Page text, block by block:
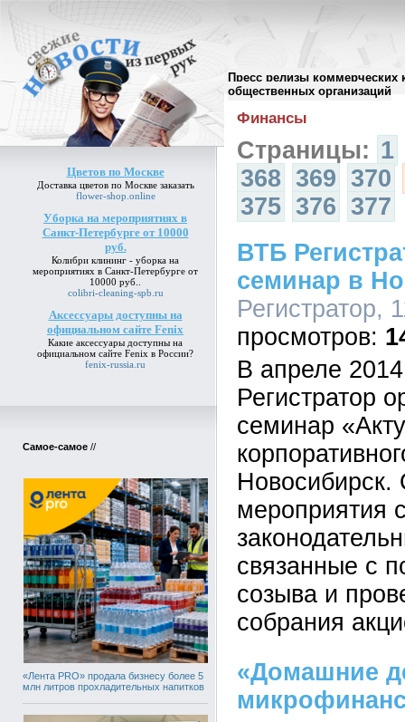
Пресс релизы коммерческих
общественных организаций
Цветов по Москве
Доставка цветов по Москвезаказать
flower-shop.online
Уборка на мероприятиях в
Санкт-Петербурге от 10000
руб.
Колибри клининг - уборка на
мероприятиях в Санкт-Петербурге от
10000 руб.
colibri-cleaning-spb.ru
Аксессуары доступны на
официальном сайте Fenix
Какие аксессуары доступны на
официальном сайте Fenix в России?
fenix-russia.ru
Самое-самое //
«Лента PRO» продала бизнесу более 5
млн литров прохладительных напитков
Архив пресс-релизов//
Финансы
Страницы: 1
368 369 370
375 376 377
ВТБ
семинар в
Регистратор,
В апреле
Регистратор
семинар
Новосибирск.
мероприятия
связанные с
созыва и
собрания
«Домашние